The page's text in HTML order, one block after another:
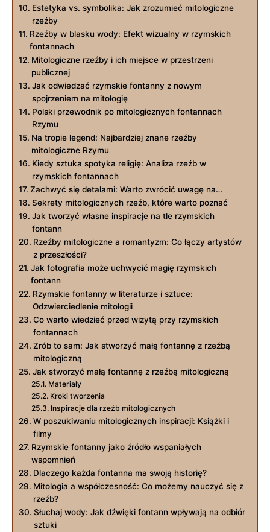
Estetyka vs. symbolika: Jak zrozumieć mitologiczne
rzeźby
Rzeźby w blasku wody: Efekt wizualny w rzymskich
fontannach
Mitologiczne rzeźby i ich miejsce w przestrzeni
publicznej
Jak odwiedzać rzymskie fontanny z nowym
spojrzeniem na mitologię
Polski przewodnik po mitologicznych fontannach
Rzymu
Na tropie legend: Najbardziej znane rzeźby
mitologiczne Rzymu
Kiedy sztuka spotyka religię: Analiza rzeźb w
rzymskich fontannach
Zachwyć się detalami: Warto zwrócić uwagę na…
Sekrety mitologicznych rzeźb, które warto poznać
Jak tworzyć własne inspiracje na tle rzymskich
fontann
Rzeźby mitologiczne a romantyzm: Co łączy artystów
z przeszłości?
Jak fotografia może uchwycić magię rzymskich
fontann
Rzymskie fontanny w literaturze i sztuce:
Odzwierciedlenie mitologii
Co warto wiedzieć przed wizytą przy rzymskich
fontannach
Zrób to sam: Jak stworzyć małą fontannę z rzeźbą
mitologiczną
Jak stworzyć małą fontannę z rzeźbą mitologiczną
Materiały
Kroki tworzenia
Inspiracje dla rzeźb mitologicznych
W poszukiwaniu mitologicznych inspiracji: Książki i
filmy
Rzymskie fontanny jako źródło wspaniałych
wspomnień
Dlaczego każda fontanna ma swoją historię?
Mitologia a współczesność: Co możemy nauczyć się z
rzeźb?
Słuchaj wody: Jak dźwięki fontann wpływają na odbiór
sztuki